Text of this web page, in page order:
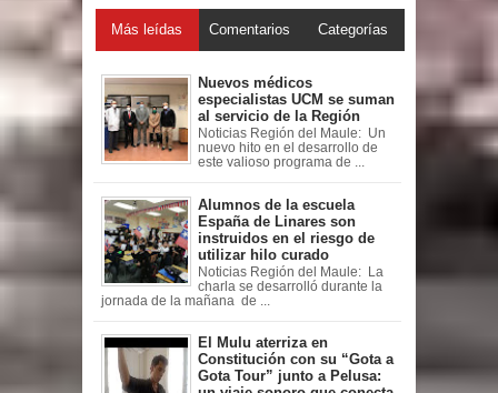
Más leídas Comentarios Categorías
Nuevos médicos
especialistas UCM se suman
al servicio de la Región
Noticias Región del Maule: Un
nuevo hito en el desarrollo de
este valioso programa de ...
Alumnos de la escuela
España de Linares son
instruidos en el riesgo de
utilizar hilo curado
Noticias Región del Maule: La
charla se desarrolló durante la
jornada de la mañana de ...
El Mulu aterriza en
Constitución con su “Gota a
Gota Tour” junto a Pelusa: